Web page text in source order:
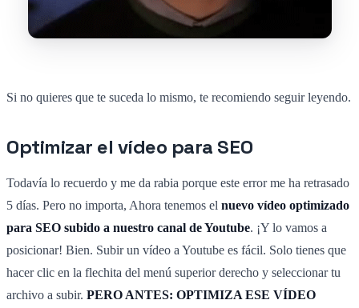
Si no quieres que te suceda lo mismo, te recomiendo seguir leyendo.
Optimizar el vídeo para SEO
Todavía lo recuerdo y me da rabia porque este error me ha retrasado
5 días. Pero no importa, Ahora tenemos el nuevo vídeo optimizado
para SEO subido a nuestro canal de Youtube. ¡Y lo vamos a
posicionar! Bien. Subir un vídeo a Youtube es fácil. Solo tienes que
hacer clic en la flechita del menú superior derecho y seleccionar tu
archivo a subir. PERO ANTES: OPTIMIZA ESE VÍDEO